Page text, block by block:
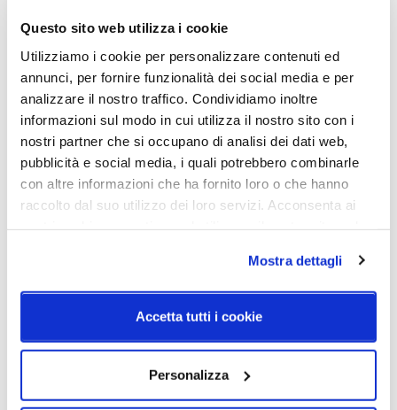
Questo sito web utilizza i cookie
Utilizziamo i cookie per personalizzare contenuti ed
annunci, per fornire funzionalità dei social media e per
analizzare il nostro traffico. Condividiamo inoltre
informazioni sul modo in cui utilizza il nostro sito con i
nostri partner che si occupano di analisi dei dati web,
pubblicità e social media, i quali potrebbero combinarle
con altre informazioni che ha fornito loro o che hanno
raccolto dal suo utilizzo dei loro servizi. Acconsenta ai
Mostra dettagli
Accetta tutti i cookie
Personalizza
2400mmDimensione Ø54 - H.
2500mmDimensione Ø35 - H.
527mm - H. max 2500mm
Sorgente luminosa
Led integrato
Potenza e attacco
Dimensione Ø35 topLED CRI
90 | 220-240 V13 W DC - 15
W
ACDimensione Ø54 topLED
CRI 90 | 220-240 V21 W DC -
24 W
ACDimensione Ø74 topLED
CRI 90 | 220-240 V32 W DC
- 35 W AC
On/Off
A++
40